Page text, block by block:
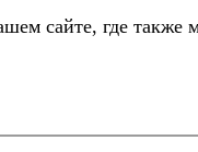
сайте, где также